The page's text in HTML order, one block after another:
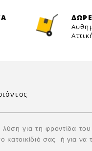
λύση για τη φροντίδα
κατοικίδιό σας ή για να